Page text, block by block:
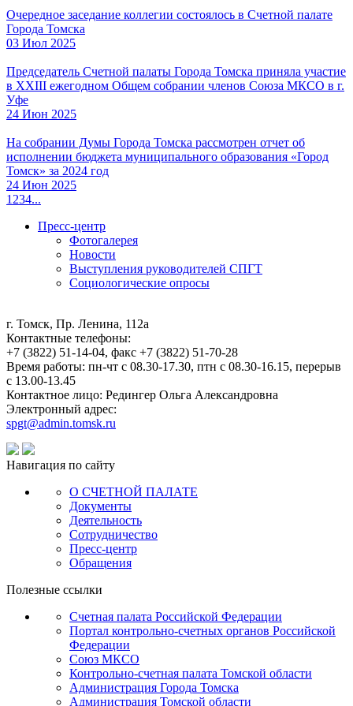
Очередное заседание коллегии состоялось в Счетной палате
Города Томска
03 Июл 2025
Председатель Счетной палаты Города Томска приняла участие
в XXIII ежегодном Общем собрании членов Союза МКСО в г.
Уфе
24 Июн 2025
На собрании Думы Города Томска рассмотрен отчет об
исполнении бюджета муниципального образования «Город
Томск» за 2024 год
24 Июн 2025
1 234...
Пресс-центр
Фотогалерея
Новости
Выступления руководителей СПГТ
Социологические опросы
г. Томск, Пр. Ленина, 112а
Контактные телефоны:
+7 (3822) 51-14-04, факс +7 (3822) 51-70-28
Время работы: пн-чт с 08.30-17.30, птн с 08.30-16.15, перерыв
с 13.00-13.45
Контактное лицо: Редингер Ольга Александровна
Электронный адрес:
spgt@admin.tomsk.ru
Навигация по сайту
О СЧЕТНОЙ ПАЛАТЕ
Документы
Деятельность
Сотрудничество
Пресс-центр
Обращения
Полезные ссылки
Счетная палата Российской Федерации
Портал контрольно-счетных органов Российской
Федерации
Союз МКСО
Контрольно-счетная палата Томской области
Администрация Города Томска
Администрация Томской области